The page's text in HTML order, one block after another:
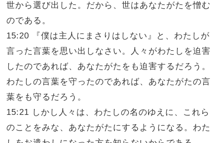
世から選び出した。だから、世はあなたがたを憎む
のである。
15:20 『僕は主人にまさりはしない』と、わたしが
言った言葉を思い出しなさい。人々がわたしを迫害
したのであれば、あなたがたをも迫害するだろう。
わたしの言葉を守ったのであれば、あなたがたの言
葉をも守るだろう。
15:21 しかし人々は、わたしの名のゆえに、これら
のことをみな、あなたがたにするようになる。わた